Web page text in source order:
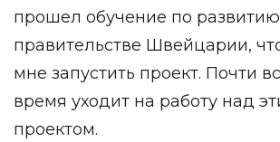
прошел обучение по
правительстве Швейцарии,
мне запустить проект. Почти
время уходит на работу над
проектом.